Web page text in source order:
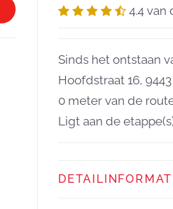
4.4 van
Sinds het ontstaan
Hoofdstraat 16,
0 meter van de
Ligt aan de